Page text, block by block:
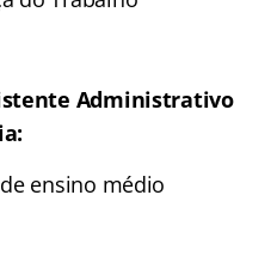
Administrativo
ensino médio